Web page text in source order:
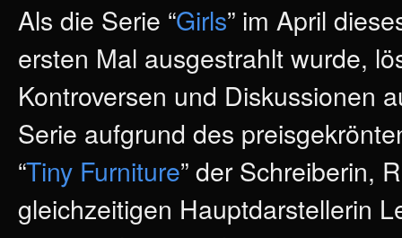
Als die Serie “Girls” im April
ersten Mal ausgestrahlt wurde,
Kontroversen und Diskussionen
Serie aufgrund des
“Tiny Furniture” der Schreiberin,
gleichzeitigen Hauptdarstellerin